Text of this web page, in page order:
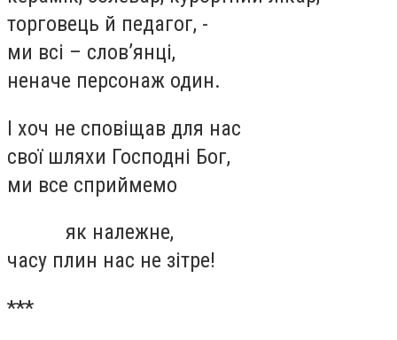
торговець й педагог, -
ми всі – слов’янці,
неначе персонаж один.
І хоч не сповіщав для нас
свої шляхи Господні Бог,
ми все сприймемо
як належне,
часу плин нас не зітре!
***